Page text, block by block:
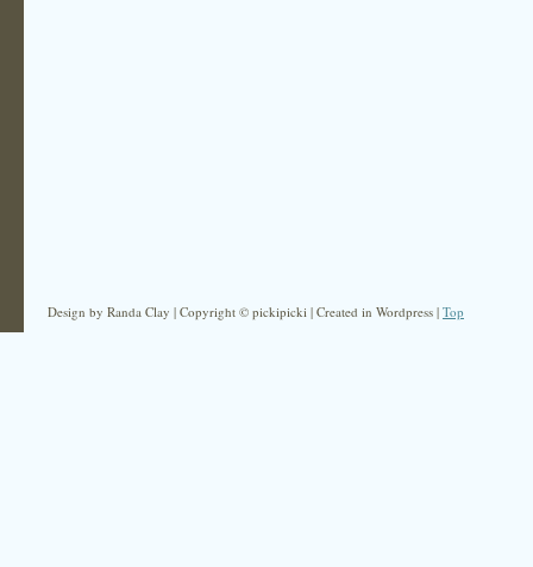
Design by Randa Clay | Copyright © pickipicki | Created in Wordpress | Top